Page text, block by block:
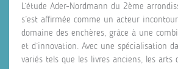
L’étude Ader-Nordmann du 2ème
s’est affirmée comme un acteur
domaine des enchères, grâce à une
et d’innovation. Avec une spécialisation
variés tels que les livres anciens, les arts